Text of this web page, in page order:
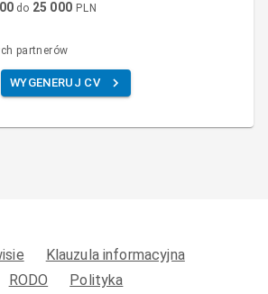
do 25 000 PLN
partnerów
WYGENERUJ CV
Klauzula informacyjna
RODO
Polityka